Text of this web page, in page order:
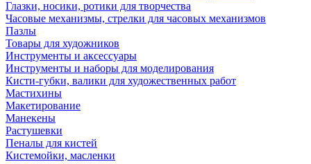
Глазки, носики, ротики для творчества
Часовые механизмы, стрелки для часовых механизмов
Пазлы
Товары для художников
Инструменты и аксессуары
Инструменты и наборы для моделирования
Кисти-губки, валики для художественных работ
Мастихины
Макетирование
Манекены
Растушевки
Пеналы для кистей
Кистемойки, масленки